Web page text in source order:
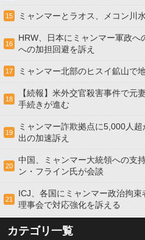
15 ミャンマーとラオス、メコン川
16
HRW、日本にミャンマー軍政
への加担回避を訴え
17 ミャンマー北部のヒスイ鉱山で
18
【続報】米外交官殺害事件で
手続きが進む
19
ミャンマー詐欺拠点に5,000人
出の加速訴え
20
中国、ミャンマー大統領への支
ン・フライン氏が会談
21
ICJ、各国にミャンマー政治拘
理事会で対応強化を訴える
カテゴリ一覧